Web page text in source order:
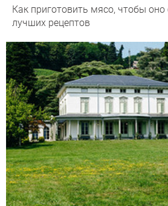
Как приготовить мясо, чтобы
лучших рецептов